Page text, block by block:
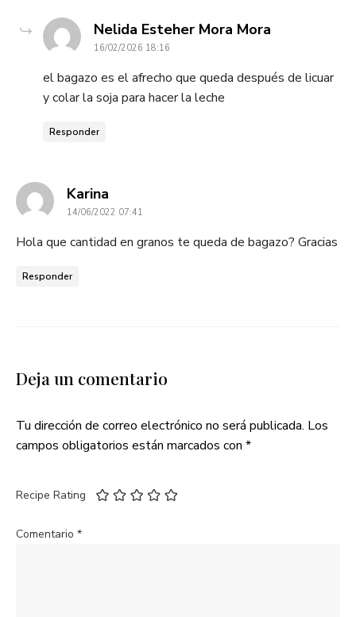
Nelida Esteher Mora Mora
16/02/2026 18:16
el bagazo es el afrecho que queda después de licuar
y colar la soja para hacer la leche
Responder
Karina
14/06/2022 07:41
Hola que cantidad en granos te queda de bagazo? Gracias
Responder
Deja un comentario
Tu dirección de correo electrónico no será publicada. Los
campos obligatorios están marcados con *
Recipe Rating
Comentario *